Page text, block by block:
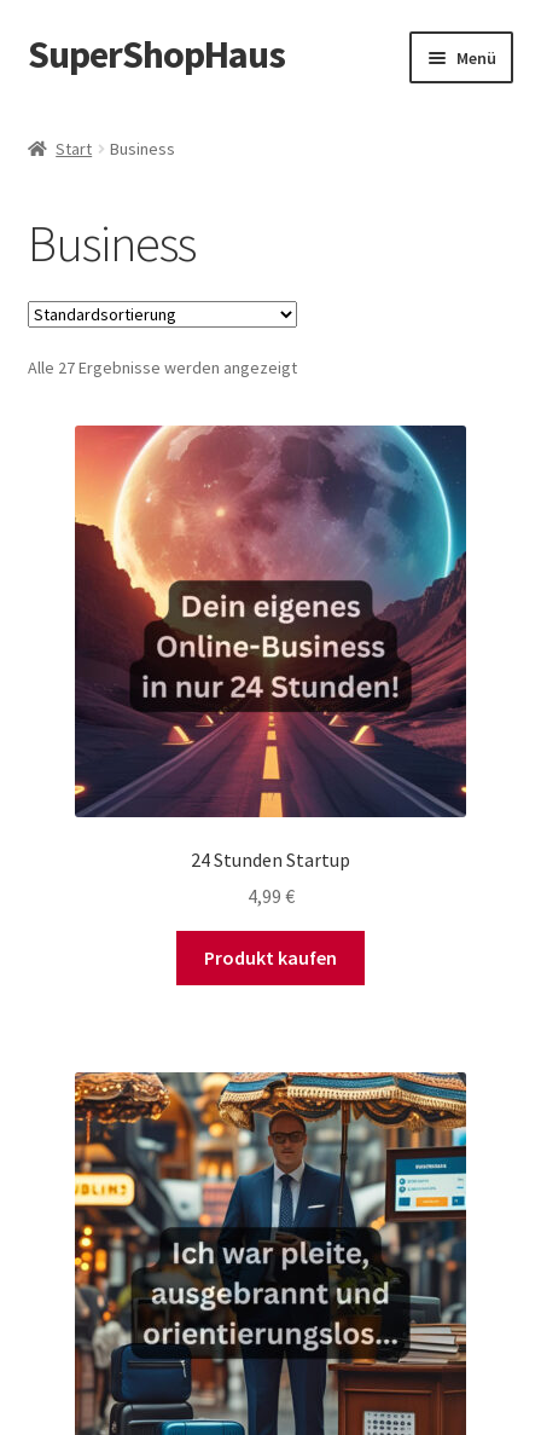
Zur
Navigation
Zum
Inhalt
SuperShopHaus Menü
Start Business
Business
Alle 27 Ergebnisse werden angezeigt
24 Stunden Startup
4,99 €
Produkt kaufen